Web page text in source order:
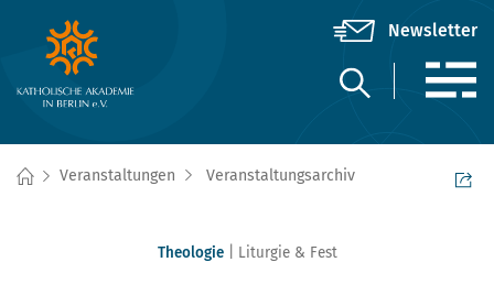
Veranstaltungen Veranstaltungsarchiv
Theologie Liturgie & Fest